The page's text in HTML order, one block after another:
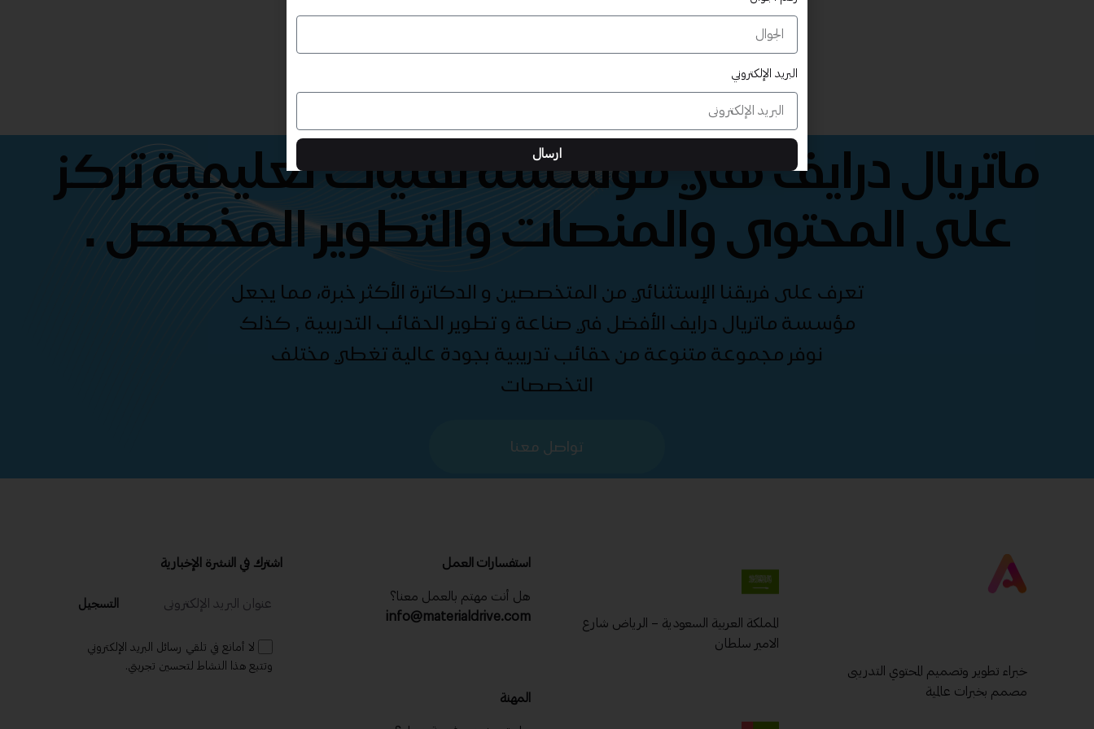
ماتريال درايف هي مؤسسة تقنيات تعليمية تركز
على المحتوى والمنصات والتطوير المخصص .
تعرف على فريقنا الإستثنائي من المتخصصين و الدكاترة الأكثر خبرة، مما يجعل
مؤسسة ماتريال درايف الأفضل في صناعة و تطوير الحقائب التدريبية , كذلك
نوفر مجموعة متنوعة من حقائب تدريبية بجودة عالية تغطي مختلف
التخصصات
تواصل معنا
خبراء تطوير وتصميم المحتوي التدريبى
مصمم بخبرات عالمية
المملكة العربية السعودية – الرياض شارع
الامير سلطان
استفسارات العمل
هل أنت مهتم بالعمل معنا؟
info@materialdrive.com
المهنة
اشترك في النشرة الإخبارية
التسجيل
لا أمانع في تلقي رسائل البريد الإلكتروني
وتتبع هذا النشاط لتحسين تجربتي.
البريد الإلكتروني
ارسال